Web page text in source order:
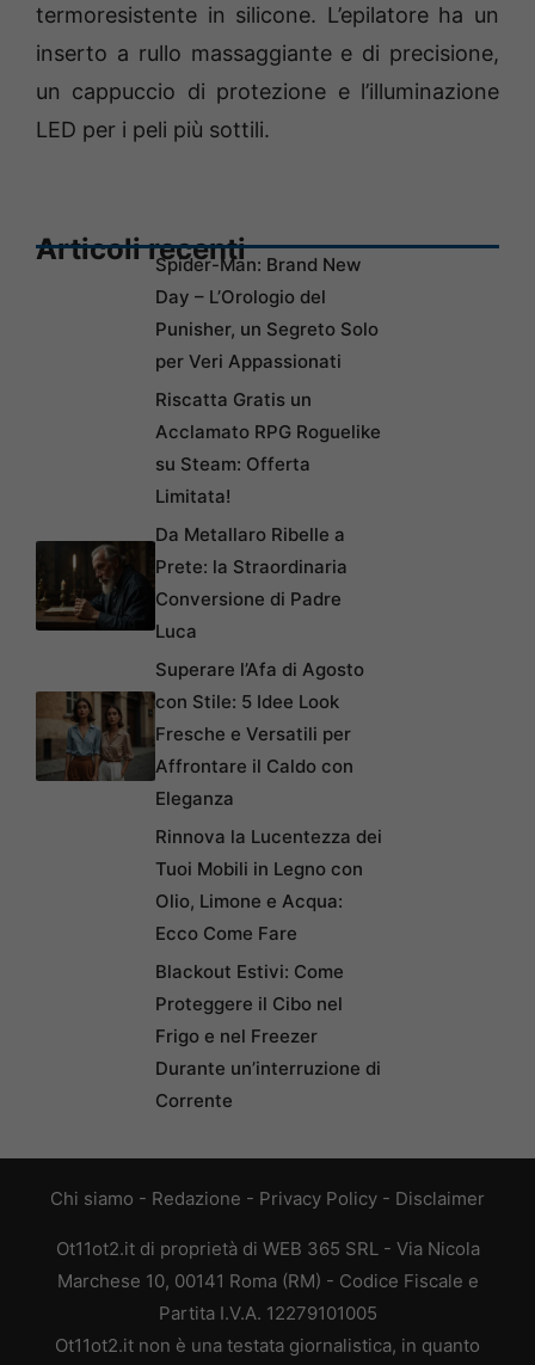
termoresistente in silicone. L’epilatore ha un
inserto a rullo massaggiante e di precisione,
un cappuccio di protezione e l’illuminazione
LED per i peli più sottili.
Articoli recentiSpider-Man: Brand New
Day – L’Orologio del
Punisher, un Segreto Solo
per Veri Appassionati
Riscatta Gratis un
Acclamato RPG Roguelike
su Steam: Offerta
Limitata!
Da Metallaro Ribelle a
Prete: la Straordinaria
Conversione di Padre
Luca
Superare l’Afa di Agosto
con Stile: 5 Idee Look
Fresche e Versatili per
Affrontare il Caldo con
Eleganza
Rinnova la Lucentezza dei
Tuoi Mobili in Legno con
Olio, Limone e Acqua:
Ecco Come Fare
Blackout Estivi: Come
Proteggere il Cibo nel
Frigo e nel Freezer
Durante un’interruzione di
Corrente
Chi siamo - Redazione - Privacy Policy - Disclaimer
Ot11ot2.it di proprietà di WEB 365 SRL - Via Nicola
Marchese 10, 00141 Roma (RM) - Codice Fiscale e
Partita I.V.A. 12279101005
Ot11ot2.it non è una testata giornalistica, in quanto